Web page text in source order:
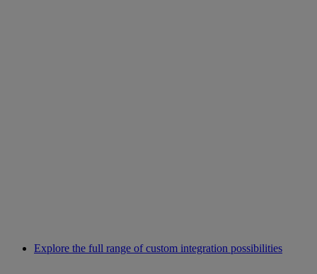
Explore the full range of custom integration possibilities